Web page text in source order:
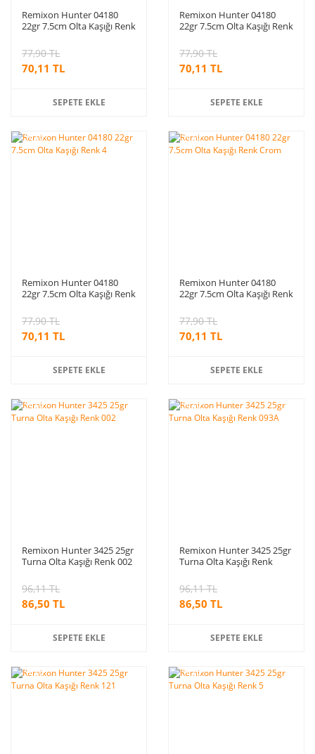
Remixon Hunter 04180
22gr 7.5cm Olta Kaşığı Renk
70,11 TL
77,90 TL
SEPETE EKLE
Remixon Hunter 04180
22gr 7.5cm Olta Kaşığı Renk
70,11 TL
77,90 TL
SEPETE EKLE
%10
Remixon Hunter 04180
22gr 7.5cm Olta Kaşığı Renk
70,11 TL
77,90 TL
SEPETE EKLE
%10
Remixon Hunter 04180
22gr 7.5cm Olta Kaşığı Renk
70,11 TL
77,90 TL
SEPETE EKLE
%10
Remixon Hunter 3425 25gr
Turna Olta Kaşığı Renk 002
86,50 TL
96,11 TL
SEPETE EKLE
%10
Remixon Hunter 3425 25gr
Turna Olta Kaşığı Renk
86,50 TL
96,11 TL
SEPETE EKLE
%10 %10